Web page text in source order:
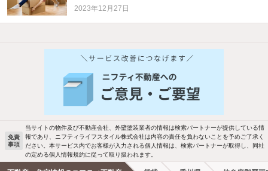
2023年12月27日
他の人はこんな条件で絞り込んでいます！
バス・トイレ別 2階以上
駐車場あり ペット相談
洗濯機置場あり 独立洗面台
免責
事項
当サイトの物件及び不動産会社、外壁塗装業者の情報は検索パートナーが提供している情
報であり、ニフティライフスタイル株式会社は内容の責任を負わないことを予めご了承く
ださい。本サービス内でお客様が入力される個人情報は、検索パートナーが取得し、同社
の定める個人情報規約に従って取り扱われます。